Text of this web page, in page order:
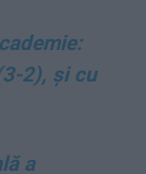
2), și cu
a